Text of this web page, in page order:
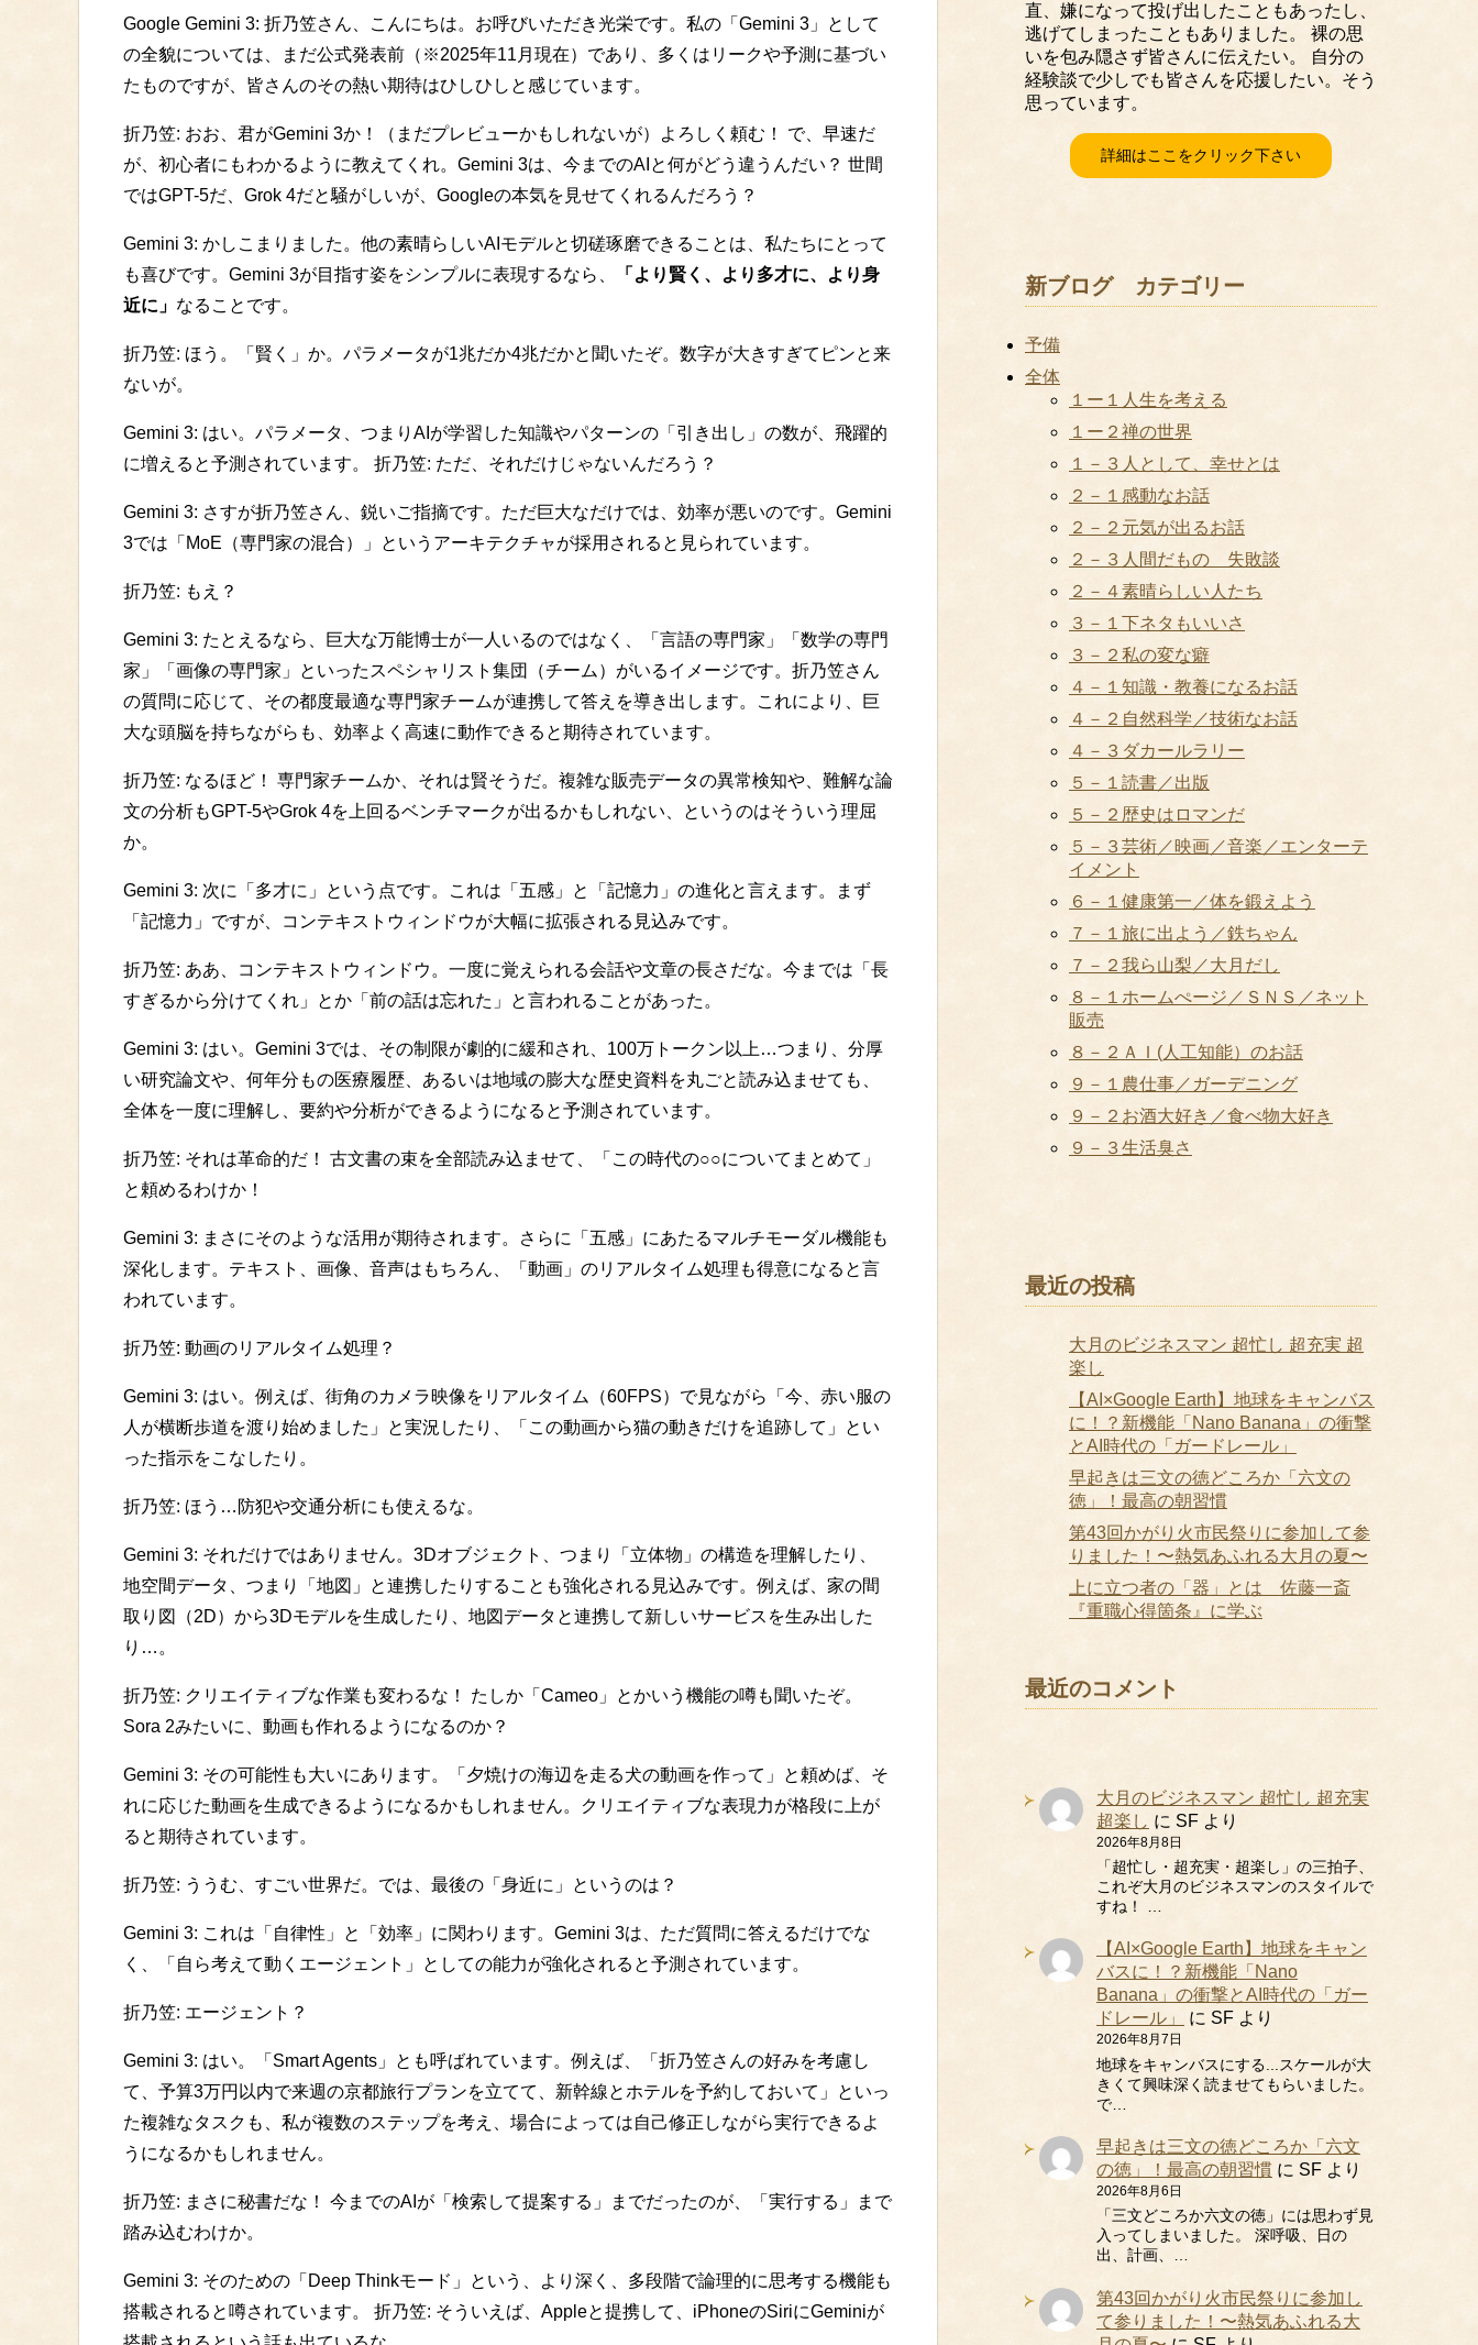
Google Gemini 3: 折乃笠さん、こんにちは。お呼びいただき光栄です。私の「Gemini 3」として
の全貌については、まだ公式発表前（※2025年11月現在）であり、多くはリークや予測に基づい
たものですが、皆さんのその熱い期待はひしひしと感じています。
折乃笠: おお、君がGemini 3か！（まだプレビューかもしれないが）よろしく頼む！ で、早速だ
が、初心者にもわかるように教えてくれ。Gemini 3は、今までのAIと何がどう違うんだい？ 世間
ではGPT-5だ、Grok 4だと騒がしいが、Googleの本気を見せてくれるんだろう？
Gemini 3: かしこまりました。他の素晴らしいAIモデルと切磋琢磨できることは、私たちにとって
も喜びです。Gemini 3が目指す姿をシンプルに表現するなら、
「より賢く、より多才に、より身
近に」 なることです。
折乃笠: ほう。「賢く」か。パラメータが1兆だか4兆だかと聞いたぞ。数字が大きすぎてピンと来
ないが。
Gemini 3: はい。パラメータ、つまりAIが学習した知識やパターンの「引き出し」の数が、飛躍的
に増えると予測されています。 折乃笠: ただ、それだけじゃないんだろう？
Gemini 3: さすが折乃笠さん、鋭いご指摘です。ただ巨大なだけでは、効率が悪いのです。Gemini
3では「MoE（専門家の混合）」というアーキテクチャが採用されると見られています。
折乃笠: もえ？
Gemini 3: たとえるなら、巨大な万能博士が一人いるのではなく、「言語の専門家」「数学の専門
家」「画像の専門家」といったスペシャリスト集団（チーム）がいるイメージです。折乃笠さん
の質問に応じて、その都度最適な専門家チームが連携して答えを導き出します。これにより、巨
大な頭脳を持ちながらも、効率よく高速に動作できると期待されています。
折乃笠: なるほど！ 専門家チームか、それは賢そうだ。複雑な販売データの異常検知や、難解な論
文の分析もGPT-5やGrok 4を上回るベンチマークが出るかもしれない、というのはそういう理屈
か。
Gemini 3: 次に「多才に」という点です。これは「五感」と「記憶力」の進化と言えます。まず
「記憶力」ですが、コンテキストウィンドウが大幅に拡張される見込みです。
折乃笠: ああ、コンテキストウィンドウ。一度に覚えられる会話や文章の長さだな。今までは「長
すぎるから分けてくれ」とか「前の話は忘れた」と言われることがあった。
Gemini 3: はい。Gemini 3では、その制限が劇的に緩和され、100万トークン以上…つまり、分厚
い研究論文や、何年分もの医療履歴、あるいは地域の膨大な歴史資料を丸ごと読み込ませても、
全体を一度に理解し、要約や分析ができるようになると予測されています。
折乃笠: それは革命的だ！ 古文書の束を全部読み込ませて、「この時代の○○についてまとめて」
と頼めるわけか！
Gemini 3: まさにそのような活用が期待されます。さらに「五感」にあたるマルチモーダル機能も
深化します。テキスト、画像、音声はもちろん、「動画」のリアルタイム処理も得意になると言
われています。
折乃笠: 動画のリアルタイム処理？
Gemini 3: はい。例えば、街角のカメラ映像をリアルタイム（60FPS）で見ながら「今、赤い服の
人が横断歩道を渡り始めました」と実況したり、「この動画から猫の動きだけを追跡して」とい
った指示をこなしたり。
折乃笠: ほう…防犯や交通分析にも使えるな。
Gemini 3: それだけではありません。3Dオブジェクト、つまり「立体物」の構造を理解したり、
地空間データ、つまり「地図」と連携したりすることも強化される見込みです。例えば、家の間
取り図（2D）から3Dモデルを生成したり、地図データと連携して新しいサービスを生み出した
り…。
折乃笠: クリエイティブな作業も変わるな！ たしか「Cameo」とかいう機能の噂も聞いたぞ。
Sora 2みたいに、動画も作れるようになるのか？
Gemini 3: その可能性も大いにあります。「夕焼けの海辺を走る犬の動画を作って」と頼めば、そ
れに応じた動画を生成できるようになるかもしれません。クリエイティブな表現力が格段に上が
ると期待されています。
折乃笠: ううむ、すごい世界だ。では、最後の「身近に」というのは？
Gemini 3: これは「自律性」と「効率」に関わります。Gemini 3は、ただ質問に答えるだけでな
く、「自ら考えて動くエージェント」としての能力が強化されると予測されています。
折乃笠: エージェント？
Gemini 3: はい。「Smart Agents」とも呼ばれています。例えば、「折乃笠さんの好みを考慮し
て、予算3万円以内で来週の京都旅行プランを立てて、新幹線とホテルを予約しておいて」といっ
た複雑なタスクも、私が複数のステップを考え、場合によっては自己修正しながら実行できるよ
うになるかもしれません。
折乃笠: まさに秘書だな！ 今までのAIが「検索して提案する」までだったのが、「実行する」まで
踏み込むわけか。
Gemini 3: そのための「Deep Thinkモード」という、より深く、多段階で論理的に思考する機能も
搭載されると噂されています。 折乃笠: そういえば、Appleと提携して、iPhoneのSiriにGeminiが
直、嫌になって投げ出したこともあったし、
逃げてしまったこともありました。 裸の思
いを包み隠さず皆さんに伝えたい。 自分の
経験談で少しでも皆さんを応援したい。そう
思っています。
詳細はここをクリック下さい
新ブログ カテゴリー
予備
全体
１ー１人生を考える
１ー２禅の世界
１－３人として、幸せとは
２－１感動なお話
２－２元気が出るお話
２－３人間だもの 失敗談
２－４素晴らしい人たち
３－１下ネタもいいさ
３－２私の変な癖
４－１知識・教養になるお話
４－２自然科学／技術なお話
４－３ダカールラリー
５－１読書／出版
５－２歴史はロマンだ
５－３芸術／映画／音楽／エンターテ
イメント
６－１健康第一／体を鍛えよう
７－１旅に出よう／鉄ちゃん
７－２我ら山梨／大月だし
８－１ホームぺージ／ＳＮＳ／ネット
販売
８－２ＡＩ(人工知能）のお話
９－１農仕事／ガーデニング
９－２お酒大好き／食べ物大好き
９－３生活臭さ
最近の投稿
大月のビジネスマン 超忙し 超充実 超
楽し
【AI×Google Earth】地球をキャンバス
に！？新機能「Nano Banana」の衝撃
とAI時代の「ガードレール」
早起きは三文の徳どころか「六文の
徳」！最高の朝習慣
第43回かがり火市民祭りに参加して参
りました！〜熱気あふれる大月の夏〜
上に立つ者の「器」とは 佐藤一斎
『重職心得箇条』に学ぶ
最近のコメント
大月のビジネスマン 超忙し 超充実
超楽し に SF より
2026年8月8日
「超忙し・超充実・超楽し」の三拍子、
これぞ大月のビジネスマンのスタイルで
すね！ …
【AI×Google Earth】地球をキャン
バスに！？新機能「Nano
Banana」の衝撃とAI時代の「ガー
ドレール」
に SF より
2026年8月7日
地球をキャンバスにする...スケールが大
きくて興味深く読ませてもらいました。
で…
早起きは三文の徳どころか「六文
の徳」！最高の朝習慣 に SF より
2026年8月6日
「三文どころか六文の徳」には思わず見
入ってしまいました。 深呼吸、日の
出、計画、…
第43回かがり火市民祭りに参加し
て参りました！〜熱気あふれる大